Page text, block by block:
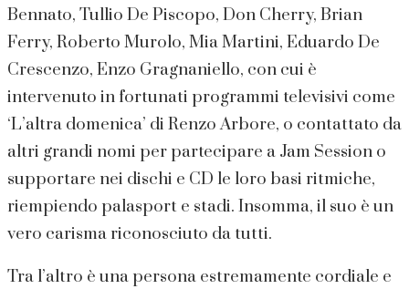
Bennato, Tullio De Piscopo, Don Cherry, Brian
Ferry, Roberto Murolo, Mia Martini, Eduardo De
Crescenzo, Enzo Gragnaniello, con cui è
intervenuto in fortunati programmi televisivi come
‘L’altra domenica’ di Renzo Arbore, o contattato da
altri grandi nomi per partecipare a Jam Session o
supportare nei dischi e CD le loro basi ritmiche,
riempiendo palasport e stadi. Insomma, il suo è un
vero carisma riconosciuto da tutti.
Tra l’altro è una persona estremamente cordiale e